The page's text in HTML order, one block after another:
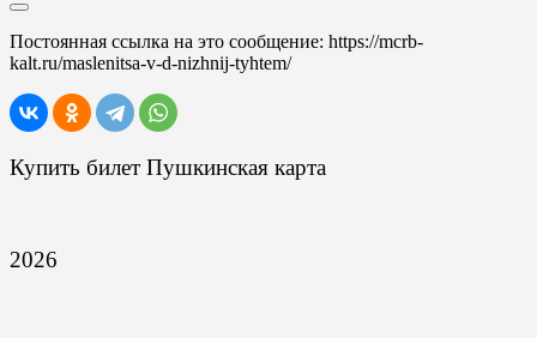
Постоянная ссылка на это сообщение: https://mcrb-
kalt.ru/maslenitsa-v-d-nizhnij-tyhtem/
Купить билет Пушкинская карта
2026